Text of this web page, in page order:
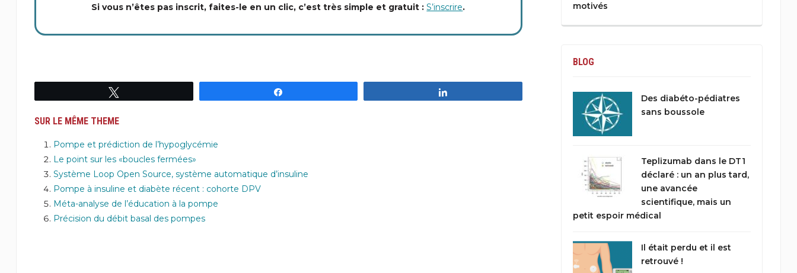
Si vous n’êtes pas inscrit, faites-le en un clic, c’est très simple et gratuit :S’inscrire.
SUR LE MÊME THEME
Pompe et prédiction de l’hypoglycémie
Le point sur les «boucles fermées»
Système Loop Open Source, système automatique d’insuline
Pompe à insuline et diabète récent : cohorte DPV
Méta-analyse de l’éducation à la pompe
Précision du débit basal des pompes
motivés
BLOG
Des diabéto-pédiatres
sans boussole
Teplizumab dans le DT1
déclaré : un an plus tard,
une avancée
scientifique, mais un
petit espoir médical
Il était perdu et il est
retrouvé !